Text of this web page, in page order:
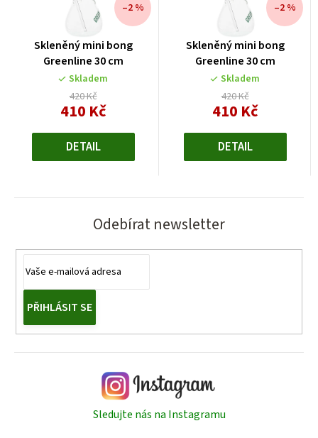
Skleněný mini bong
Greenline 30 cm
Skladem
420 Kč
–2 %
410 KčMěrná
DETAIL
Skleněný mini bong
Greenline 30 cm
Skladem
420 Kč
–2 %
410 KčMěrná
DETAIL
Odebírat newsletter
PŘIHLÁSIT SE
Sledujte nás na Instagramu